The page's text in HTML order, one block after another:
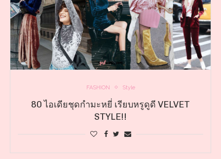
FASHION Style
80 ไอเดียชุดกำมะหยี่ เรียบหรูดูดี VELVET
STYLE!!